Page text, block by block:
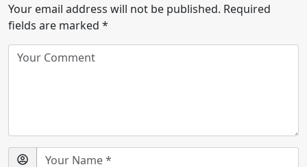
Your email address will not be published. Required
fields are marked *